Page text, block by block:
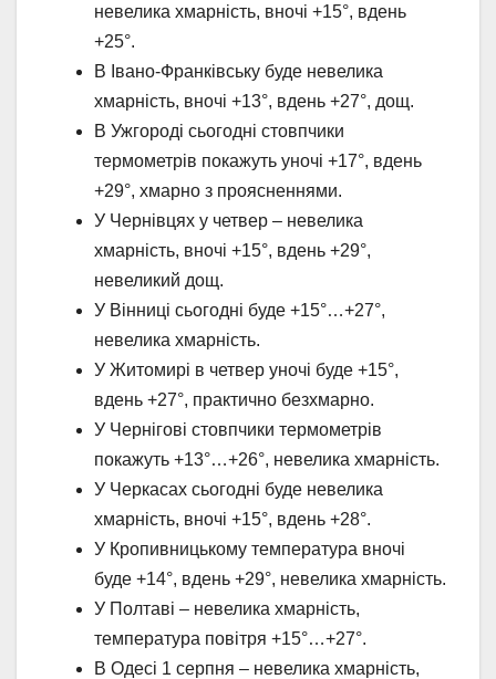
невелика хмарність, вночі +15°, вдень
+25°.
В Івано-Франківську буде невелика
хмарність, вночі +13°, вдень +27°, дощ.
В Ужгороді сьогодні стовпчики
термометрів покажуть уночі +17°, вдень
+29°, хмарно з проясненнями.
У Чернівцях у четвер – невелика
хмарність, вночі +15°, вдень +29°,
невеликий дощ.
У Вінниці сьогодні буде +15°…+27°,
невелика хмарність.
У Житомирі в четвер уночі буде +15°,
вдень +27°, практично безхмарно.
У Чернігові стовпчики термометрів
покажуть +13°…+26°, невелика хмарність.
У Черкасах сьогодні буде невелика
хмарність, вночі +15°, вдень +28°.
У Кропивницькому температура вночі
буде +14°, вдень +29°, невелика хмарність.
У Полтаві – невелика хмарність,
температура повітря +15°…+27°.
В Одесі 1 серпня – невелика хмарність,